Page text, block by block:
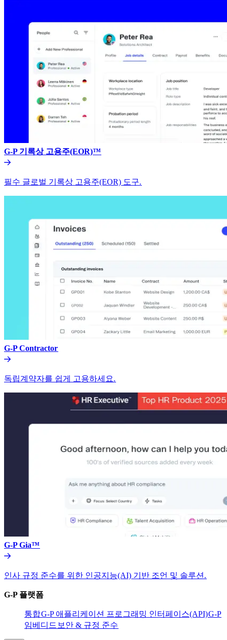
G-P 기록상 고용주(EOR)™​​
필수 글로벌 기록상 고용주(EOR) 도구.​​
G-P Contractor​​
독립계약자를 쉽게 고용하세요.​​
G-P Gia™​​
인사 규정 준수를 위한 인공지능(AI) 기반 조언 및 솔루션.​​
G-P 플랫폼​​
통합​​G-P 애플리케이션 프로그래밍 인터페이스(API)​​G-P
임베디드​​ 보안 & 규정 준수​​